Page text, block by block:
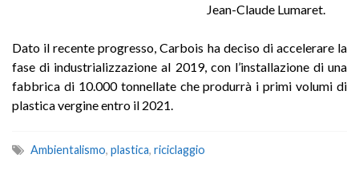
Jean-Claude Lumaret.
Dato il recente progresso, Carbois ha deciso di accelerare la
fase di industrializzazione al 2019, con l’installazione di una
fabbrica di 10.000 tonnellate che produrrà i primi volumi di
plastica vergine entro il 2021.
Ambientalismo, plastica, riciclaggio